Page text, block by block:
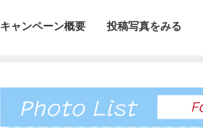
キャンペーン概要 投稿写真をみる